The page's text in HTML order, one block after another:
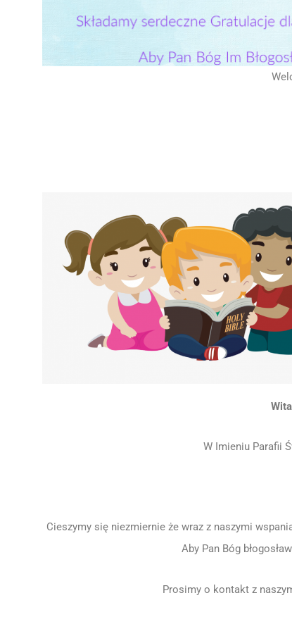
W Imieniu Parafii
Cieszymy się niezmiernie że wraz z naszymi
Aby Pan Bóg
Prosimy o kontakt z